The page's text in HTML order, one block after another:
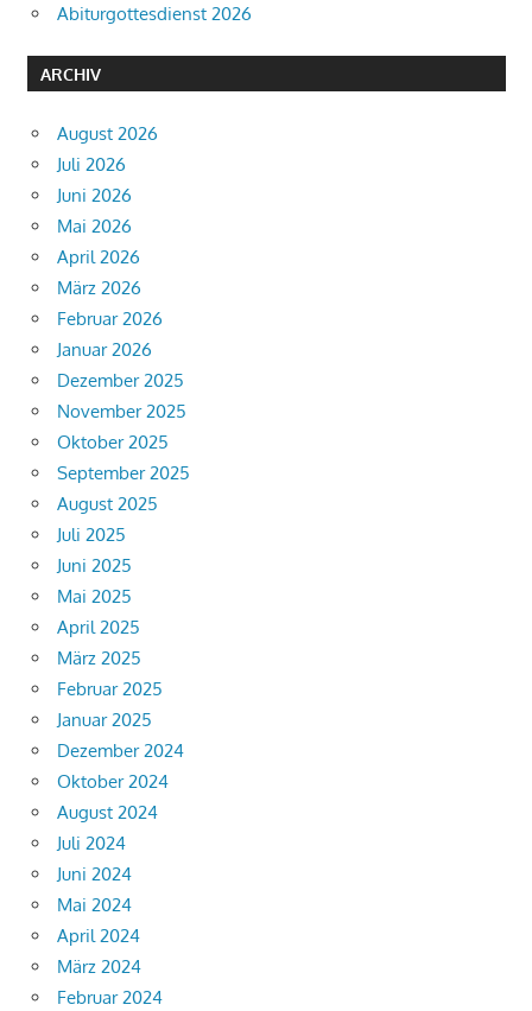
Abiturgottesdienst 2026
ARCHIV
August 2026
Juli 2026
Juni 2026
Mai 2026
April 2026
März 2026
Februar 2026
Januar 2026
Dezember 2025
November 2025
Oktober 2025
September 2025
August 2025
Juli 2025
Juni 2025
Mai 2025
April 2025
März 2025
Februar 2025
Januar 2025
Dezember 2024
Oktober 2024
August 2024
Juli 2024
Juni 2024
Mai 2024
April 2024
März 2024
Februar 2024